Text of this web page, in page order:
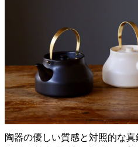
陶器の優しい質感と対照的な